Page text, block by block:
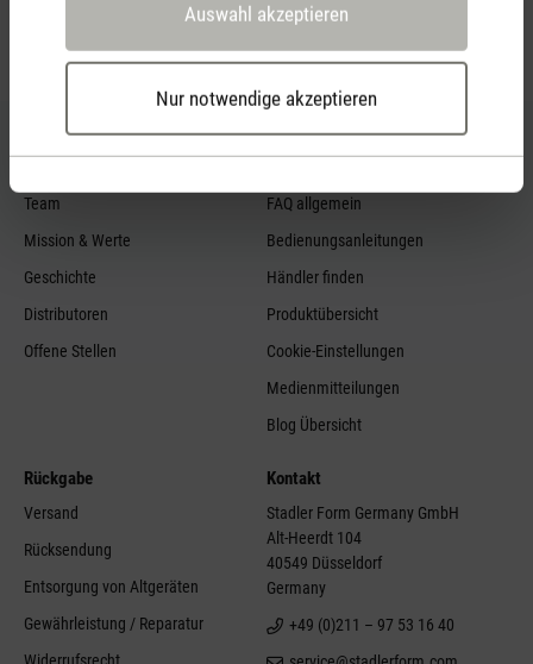
Auswahl akzeptieren
Nur notwendige akzeptieren
Feed failed to load, check browser console for more
info
Team
Mission & Werte
Geschichte
Distributoren
Offene Stellen
FAQ allgemein
Bedienungsanleitungen
Händler finden
Produktübersicht
Cookie-Einstellungen
Medienmitteilungen
Blog Übersicht
Rückgabe
Versand
Rücksendung
Entsorgung von Altgeräten
Gewährleistung / Reparatur
Widerrufsrecht
Kontakt
Stadler Form Germany GmbH
Alt-Heerdt 104
40549 Düsseldorf
Germany
+49 (0)211 – 97 53 16 40